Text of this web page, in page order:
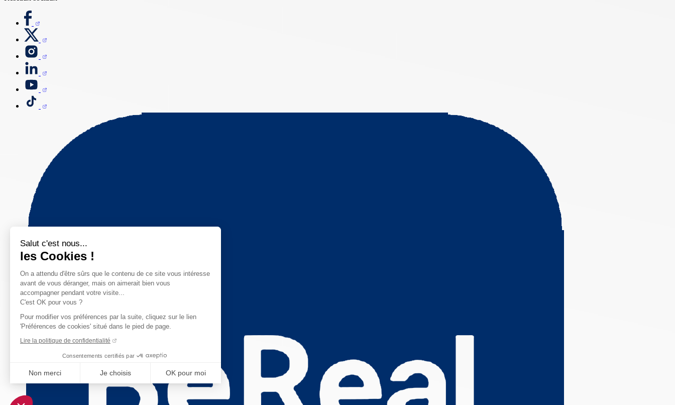
Salut c'est nous...
les Cookies !
On a attendu d'être sûrs que le contenu de ce site vous intéresse
avant de vous déranger, mais on aimerait bien vous
accompagner pendant votre visite...
C'est OK pour vous ?
Pour modifier vos préférences par la suite, cliquez sur le lien
'Préférences de cookies' situé dans le pied de page.
Lire la politique de confidentialité
Consentements certifiés par
Non merci Je choisis OK pour moi
Plateforme de Gestion du Consentement : Personnalisez vos Options